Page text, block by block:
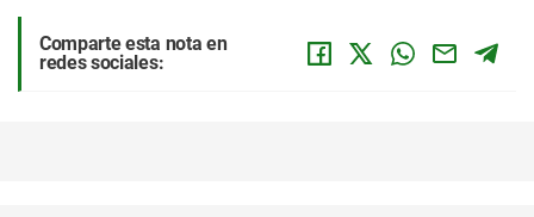
Comparte esta nota en
redes sociales: